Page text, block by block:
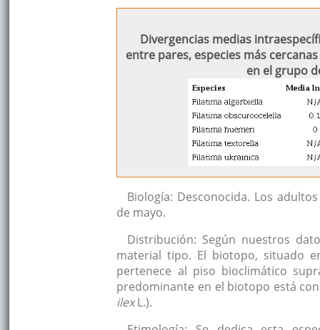
Divergencias medias
entre pares, especies más
en el grupo
Biología: Desconocida. Los
de mayo.
Distribución: Según nuestros
material tipo. El biotopo, situado
pertenece al piso bioclimático
predominante en el biotopo está
ilexL.).